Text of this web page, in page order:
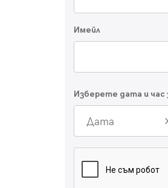
Имейл
Изберете дата и час
Дата